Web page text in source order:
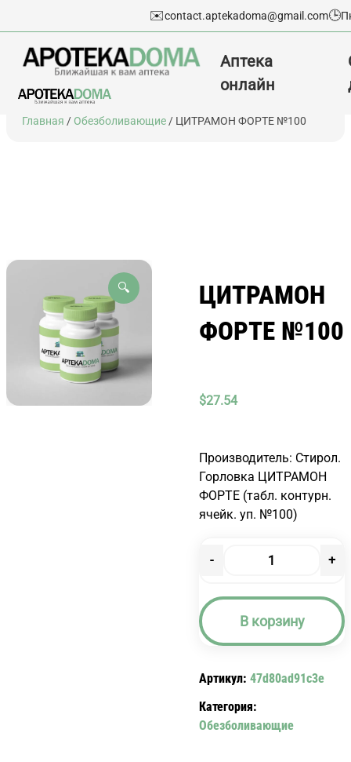
Перейти
✉️contact.aptekadoma@gmail.com🕒
Аптека
онлайн
Главная / Обезболивающие / ЦИТРАМОН ФОРТЕ №100
🔍
ЦИТРАМОН
ФОРТЕ №100
$27.54
Производитель: Стирол.
Горловка ЦИТРАМОН
ФОРТЕ (табл. контурн.
ячейк. уп. №100)
-
ЦИТРАМОН
ФОРТЕ
№100
+
В корзину
Артикул: 47d80ad91c3e
Категория:
Обезболивающие